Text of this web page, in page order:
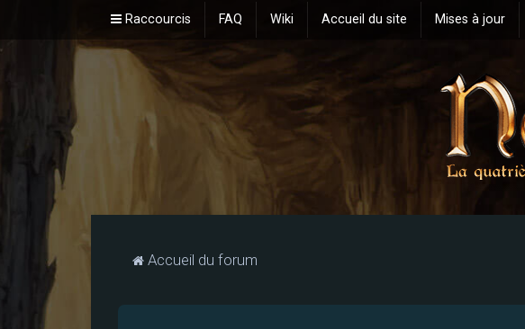
Raccourcis FAQ Wiki Accueil du site Mises à jour
Accueil du forum